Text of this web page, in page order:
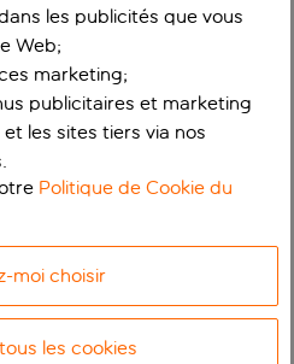
les publicités que vous
Web;
marketing;
publicitaires et marketing
les sites tiers via nos
Politique de Cookie du
moi choisir
les cookies